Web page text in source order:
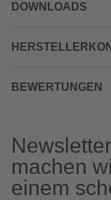
DOWNLOADS
BEWERTUNGEN
machen
einem